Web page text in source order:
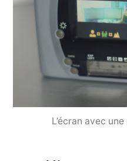
L’écran avec